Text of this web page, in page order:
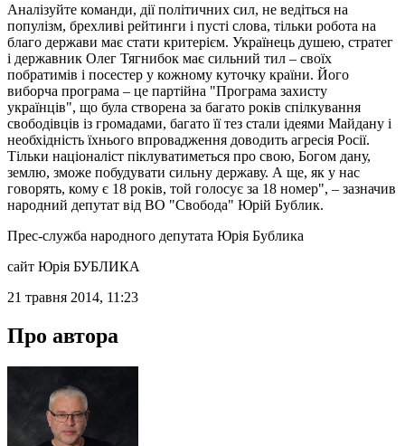
Аналізуйте команди, дії політичних сил, не ведіться на
популізм, брехливі рейтинги і пусті слова, тільки робота на
благо держави має стати критерієм. Українець душею, стратег
і державник Олег Тягнибок має сильний тил – своїх
побратимів і посестер у кожному куточку країни. Його
виборча програма – це партійна "Програма захисту
українців", що була створена за багато років спілкування
свободівців із громадами, багато її тез стали ідеями Майдану і
необхідність їхнього впровадження доводить агресія Росії.
Тільки націоналіст піклуватиметься про свою, Богом дану,
землю, зможе побудувати сильну державу. А ще, як у нас
говорять, кому є 18 років, той голосує за 18 номер", – зазначив
народний депутат від ВО "Свобода" Юрій Бублик.
Прес-служба народного депутата Юрія Бублика
сайт Юрія БУБЛИКА
21 травня 2014, 11:23
Про автора